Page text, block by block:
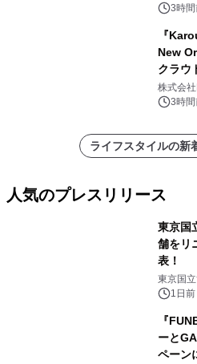
3時間
『
New
クラウ
開始
株式会
3時間
ライフスタイルの新
人気のプレスリリース
東京国
舗をリ
表！
東京国
1日前
『
ーと
ペーン